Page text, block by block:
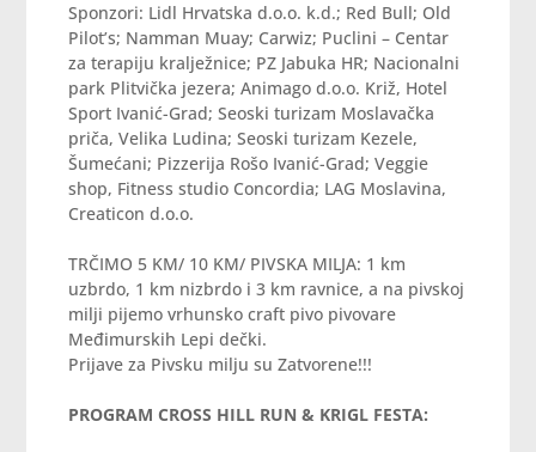
Sponzori: Lidl Hrvatska d.o.o. k.d.; Red Bull; Old
Pilot’s; Namman Muay; Carwiz; Puclini – Centar
za terapiju kralježnice; PZ Jabuka HR; Nacionalni
park Plitvička jezera; Animago d.o.o. Križ, Hotel
Sport Ivanić-Grad; Seoski turizam Moslavačka
priča, Velika Ludina; Seoski turizam Kezele,
Šumećani; Pizzerija Rošo Ivanić-Grad; Veggie
shop, Fitness studio Concordia; LAG Moslavina,
Creaticon d.o.o.
TRČIMO 5 KM/ 10 KM/ PIVSKA MILJA: 1 km
uzbrdo, 1 km nizbrdo i 3 km ravnice, a na pivskoj
milji pijemo vrhunsko craft pivo pivovare
Međimurskih Lepi dečki.
Prijave za Pivsku milju su Zatvorene!!!
PROGRAM CROSS HILL RUN & KRIGL FESTA: